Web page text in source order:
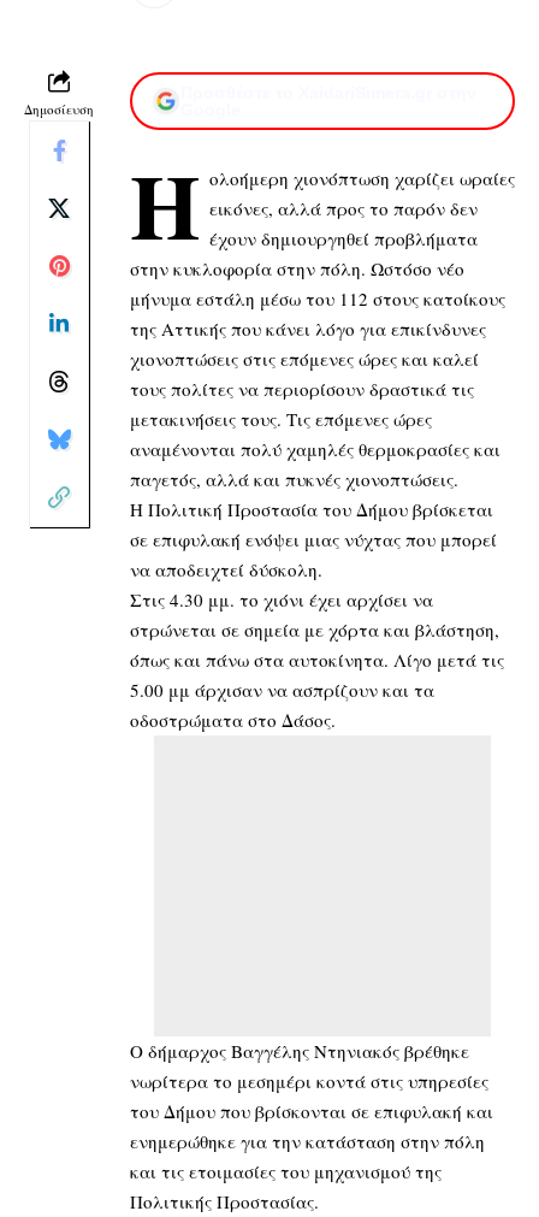
Δημοσίευση
Η ολοήμερη χιονόπτωση χαρίζει ωραίες
εικόνες, αλλά προς το παρόν δεν
έχουν δημιουργηθεί προβλήματα
στην κυκλοφορία στην πόλη. Ωστόσο νέο
μήνυμα εστάλη μέσω του 112 στους κατοίκους
της Αττικής που κάνει λόγο για επικίνδυνες
χιονοπτώσεις στις επόμενες ώρες και καλεί
τους πολίτες να περιορίσουν δραστικά τις
μετακινήσεις τους. Τις επόμενες ώρες
αναμένονται πολύ χαμηλές θερμοκρασίες και
παγετός, αλλά και πυκνές χιονοπτώσεις.
Η Πολιτική Προστασία του Δήμου βρίσκεται
σε επιφυλακή ενόψει μιας νύχτας που μπορεί
να αποδειχτεί δύσκολη.
Στις 4.30 μμ. το χιόνι έχει αρχίσει να
στρώνεται σε σημεία με χόρτα και βλάστηση,
όπως και πάνω στα αυτοκίνητα. Λίγο μετά τις
5.00 μμ άρχισαν να ασπρίζουν και τα
οδοστρώματα στο Δάσος.
Ο δήμαρχος Βαγγέλης Ντηνιακός βρέθηκε
νωρίτερα το μεσημέρι κοντά στις υπηρεσίες
του Δήμου που βρίσκονται σε επιφυλακή και
ενημερώθηκε για την κατάσταση στην πόλη
και τις ετοιμασίες του μηχανισμού της
Πολιτικής Προστασίας.